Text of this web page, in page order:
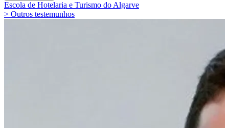
Escola de Hotelaria e Turismo do Algarve
> Outros testemunhos